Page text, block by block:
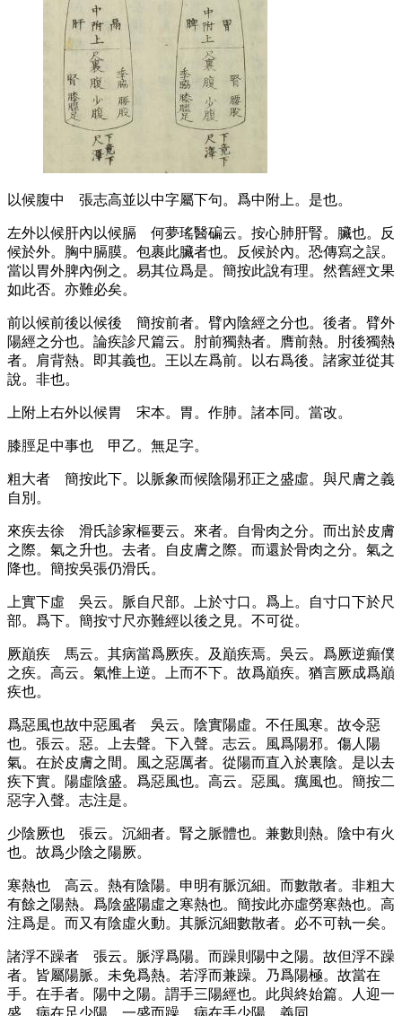
以候腹中 張志高並以中字屬下句。爲中附上。是也。
左外以候肝內以候膈 何夢瑤醫碥云。按心肺肝腎。臟也。反
候於外。胸中膈膜。包裹此臟者也。反候於內。恐傳寫之誤。
當以胃外脾內例之。易其位爲是。簡按此說有理。然舊經文果
如此否。亦難必矣。
前以候前後以候後 簡按前者。臂內陰經之分也。後者。臂外
陽經之分也。論疾診尺篇云。肘前獨熱者。膺前熱。肘後獨熱
者。肩背熱。即其義也。王以左爲前。以右爲後。諸家並從其
說。非也。
上附上右外以候胃 宋本。胃。作肺。諸本同。當改。
膝脛足中事也 甲乙。無足字。
粗大者 簡按此下。以脈象而候陰陽邪正之盛虛。與尺膚之義
自別。
來疾去徐 滑氏診家樞要云。來者。自骨肉之分。而出於皮膚
之際。氣之升也。去者。自皮膚之際。而還於骨肉之分。氣之
降也。簡按吳張仍滑氏。
上實下虛 吳云。脈自尺部。上於寸口。爲上。自寸口下於尺
部。爲下。簡按寸尺亦難經以後之見。不可從。
厥巔疾 馬云。其病當爲厥疾。及巔疾焉。吳云。爲厥逆癲僕
之疾。高云。氣惟上逆。上而不下。故爲巔疾。猶言厥成爲巔
疾也。
爲惡風也故中惡風者 吳云。陰實陽虛。不任風寒。故令惡
也。張云。惡。上去聲。下入聲。志云。風爲陽邪。傷人陽
氣。在於皮膚之間。風之惡厲者。從陽而直入於裏陰。是以去
疾下實。陽虛陰盛。爲惡風也。高云。惡風。癘風也。簡按二
惡字入聲。志注是。
少陰厥也 張云。沉細者。腎之脈體也。兼數則熱。陰中有火
也。故爲少陰之陽厥。
寒熱也 高云。熱有陰陽。申明有脈沉細。而數散者。非粗大
有餘之陽熱。爲陰盛陽虛之寒熱也。簡按此亦虛勞寒熱也。高
注爲是。而又有陰虛火動。其脈沉細數散者。必不可執一矣。
諸浮不躁者 張云。脈浮爲陽。而躁則陽中之陽。故但浮不躁
者。皆屬陽脈。未免爲熱。若浮而兼躁。乃爲陽極。故當在
手。在手者。陽中之陽。謂手三陽經也。此與終始篇。人迎一
盛。病在足少陽。一盛而躁。病在手少陽。義同。